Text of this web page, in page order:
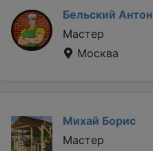
Бельский Антон
Мастер
Москва
Михай Борис
Мастер